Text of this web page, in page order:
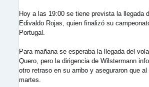
Hoy a las 19:00 se tiene prevista la llegada
Edivaldo Rojas, quien finalizó su
Portugal.
Para mañana se esperaba la llegada del
Quero, pero la dirigencia de Wilstermann
otro retraso en su arribo y aseguraron que al
martes.